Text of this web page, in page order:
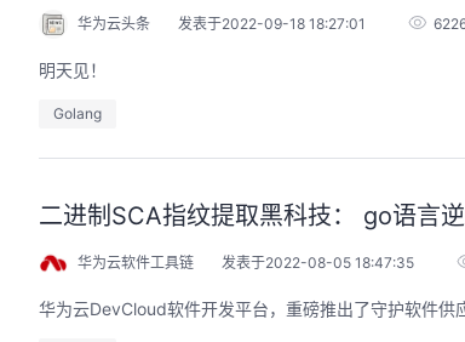
华为云头条 发表于2022-09-18 18:27:01
明天见！
Golang
二进制SCA指纹提取黑科技： go语言
华为云软件工具链 发表于2022-08-05 18:47:35
华为云DevCloud软件开发平台，重磅推出了守护软件供